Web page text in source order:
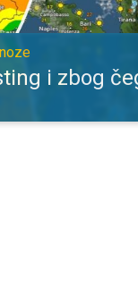
i zbog